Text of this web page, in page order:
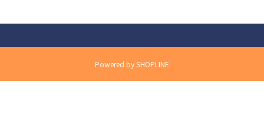
Powered by SHOPLINE